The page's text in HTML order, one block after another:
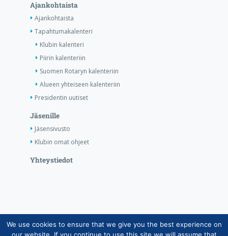
Ajankohtaista
Ajankohtaista
Tapahtumakalenteri
Klubin kalenteri
Piirin kalenteriin
Suomen Rotaryn kalenteriin
Alueen yhteiseen kalenteriin
Presidentin uutiset
Jäsenille
Jäsensivusto
Klubin omat ohjeet
Yhteystiedot
Copyright © Suomen Rotarypalvelu ry 2026 |
We use cookies to ensure that we give you the best experience on